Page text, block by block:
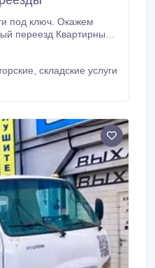
под ключ. Окажем
переезд Квартирный
МЕБЕЛИ Утилизация
ДЛЯ БИЗНЕСА
складские услуги